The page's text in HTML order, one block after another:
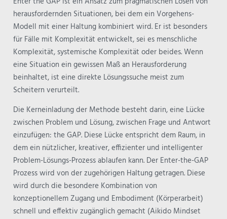
herausfordernden Situationen, bei dem ein Vorgehens-
Modell mit einer Haltung kombiniert wird. Er ist besonders
für Fälle mit Komplexität entwickelt, sei es menschliche
Komplexität, systemische Komplexität oder beides. Wenn
eine Situation ein gewissen Maß an Herausforderung
beinhaltet, ist eine direkte Lösungssuche meist zum
Scheitern verurteilt.
Die Kerneinladung der Methode besteht darin, eine Lücke
zwischen Problem und Lösung, zwischen Frage und Antwort
einzufügen: the GAP. Diese Lücke entspricht dem Raum, in
dem ein nützlicher, kreativer, effizienter und intelligenter
Problem-Lösungs-Prozess ablaufen kann. Der Enter-the-GAP
Prozess wird von der zugehörigen Haltung getragen. Diese
wird durch die besondere Kombination von
konzeptionellem Zugang und Embodiment (Körperarbeit)
schnell und effektiv zugänglich gemacht (Aikido Mindset